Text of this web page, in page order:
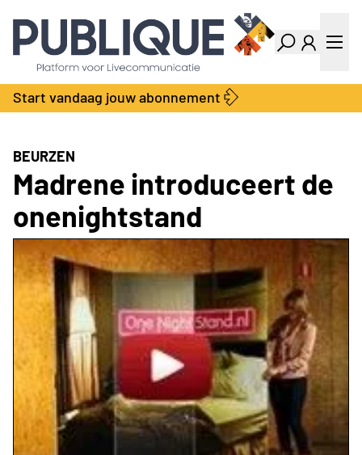
Industry Dashboard
Vacatures
Kalender
Producten
Bedrijvengids
Locatie Finder
Contact
Over ons
Adverteren
Abonnementen
Start vandaag jouw abonnement
BEURZEN
Madrene introduceert de
onenightstand